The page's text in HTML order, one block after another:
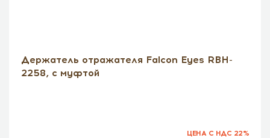
Держатель отражателя Falcon Eyes RBH-
2258, с муфтой
ЦЕНА С НДС 22%